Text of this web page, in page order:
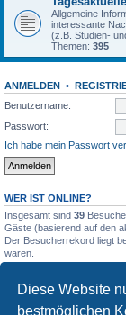
Diese Website
bestmöglichen
Allgemeine
interessante
(z.B. Studien-
Themen: 395
ANMELDEN •
Benutzername:
Passwort:
Ich habe mein Passwort
WER IST ONLINE?
Insgesamt sind 39
Gäste (basierend auf den
Der Besucherrekord liegt
waren.
STATISTIK
•
neuestes Mitglied: